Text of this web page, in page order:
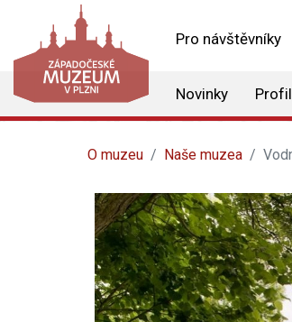
Pro návštěvníky
Novinky Profil
O muzeu Naše muzea